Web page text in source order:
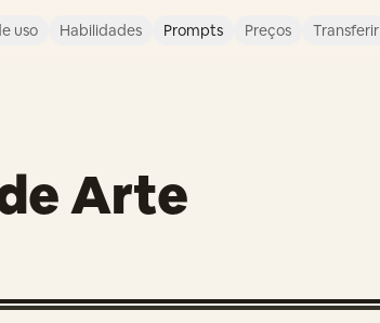
uso Habilidades Prompts Preços Transferir
Arte